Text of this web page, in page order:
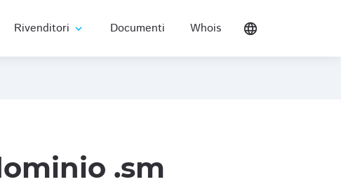
Rivenditori expand_more Documenti Whois language
.sm